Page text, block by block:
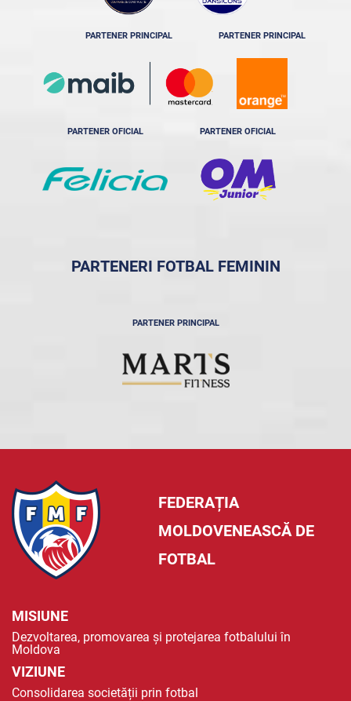
PARTENER PRINCIPAL PARTENER PRINCIPAL
PARTENER OFICIAL PARTENER OFICIAL
PARTENERI FOTBAL FEMININ
PARTENER PRINCIPAL
FEDERAȚIA
MOLDOVENEASCĂ DE
FOTBAL
MISIUNE
Dezvoltarea, promovarea și protejarea fotbalului în
Moldova
VIZIUNE
Consolidarea societății prin fotbal